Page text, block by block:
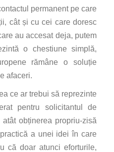
permanent pe care
cât și cu cei care doresc
au accesat deja, putem
o chestiune simplă,
rămâne o soluție
afaceri.
ce ar trebui să reprezinte
pentru solicitantul de
obținerea propriu-zisă
a unei idei în care
că doar atunci eforturile,